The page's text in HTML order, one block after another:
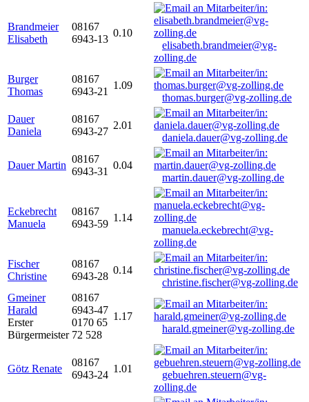
Brandmeier
Elisabeth
08167
6943-13
0.10
elisabeth.brandmeier@vg-
zolling.de
Burger
Thomas
08167
6943-21
1.09
thomas.burger@vg-zolling.de
Dauer
Daniela
08167
6943-27
2.01
daniela.dauer@vg-zolling.de
Dauer Martin
08167
6943-31
0.04
martin.dauer@vg-zolling.de
Eckebrecht
Manuela
08167
6943-59
1.14
manuela.eckebrecht@vg-
zolling.de
Fischer
Christine
08167
6943-28
0.14
christine.fischer@vg-zolling.de
Gmeiner
Harald
Erster
Bürgermeister
08167
6943-47
0170 65
72 528
1.17
harald.gmeiner@vg-zolling.de
Götz Renate
08167
6943-24
1.01
gebuehren.steuern@vg-
zolling.de